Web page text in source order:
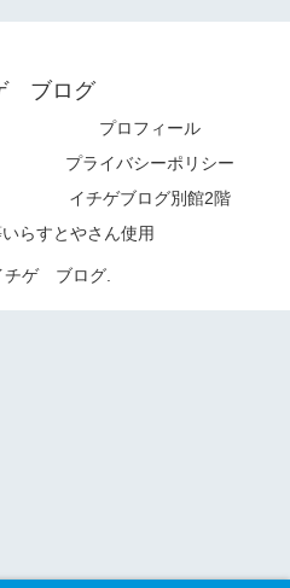
ブログ
プロフィール
プライバシーポリシー
イチゲブログ別館2階
らすとやさん使用
チゲ ブログ.